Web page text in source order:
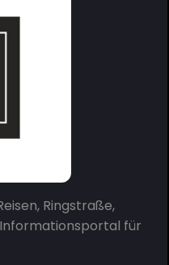
Ringstraße,
für